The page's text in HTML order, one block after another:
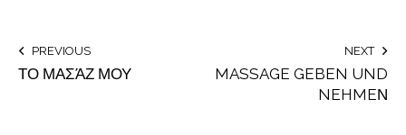
PREVIOUS
ΤΟ ΜΑΣΆΖ ΜΟΥ
NEXT
MASSAGE GEBEN UND
NEHMEΝ